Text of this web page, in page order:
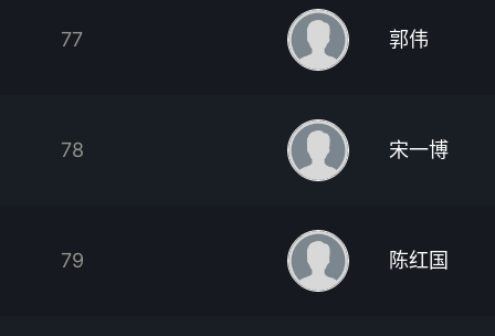
77 郭伟
78 宋一博
79 陈红国